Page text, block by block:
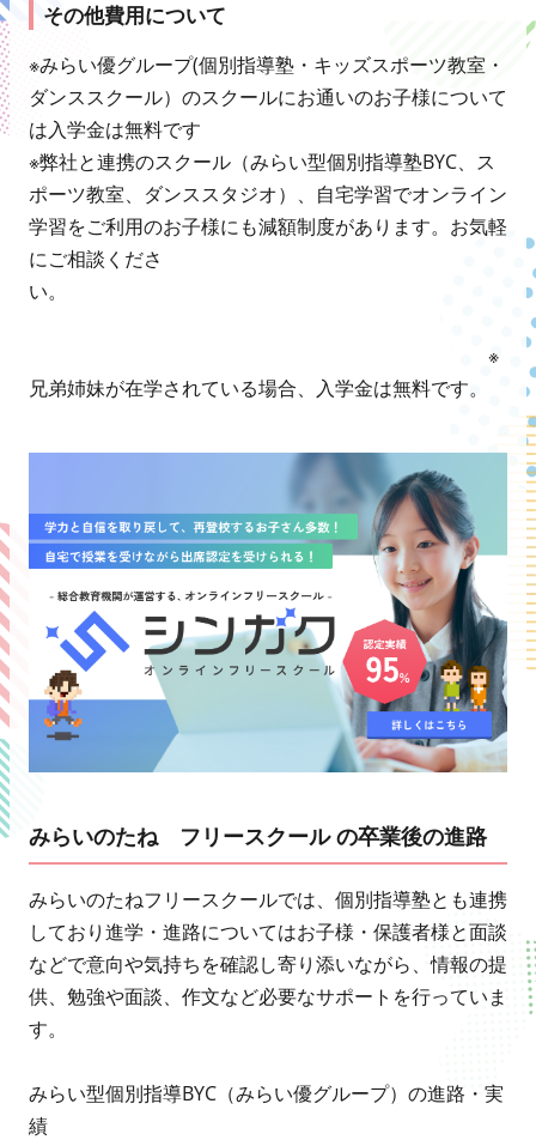
その他費用について
※みらい優グループ(個別指導塾・キッズスポーツ教室・
ダンススクール）のスクールにお通いのお子様について
は入学金は無料です
※弊社と連携のスクール（みらい型個別指導塾BYC、ス
ポーツ教室、ダンススタジオ）、自宅学習でオンライン
学習をご利用のお子様にも減額制度があります。お気軽
にご相談くださ
い。
※
兄弟姉妹が在学されている場合、入学金は無料です。
みらいのたね フリースクール の卒業後の進路
みらいのたねフリースクールでは、個別指導塾とも連携
しており進学・進路についてはお子様・保護者様と面談
などで意向や気持ちを確認し寄り添いながら、情報の提
供、勉強や面談、作文など必要なサポートを行っていま
す。
みらい型個別指導BYC（みらい優グループ）の進路・実
績